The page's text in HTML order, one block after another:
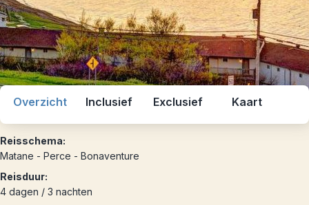
Overzicht Inclusief Exclusief Kaart
Reisschema:
Matane - Perce - Bonaventure
Reisduur:
4 dagen / 3 nachten